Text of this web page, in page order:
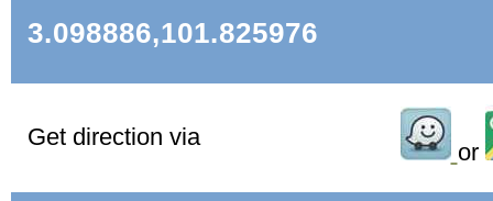
3.098886,101.825976
Get direction via
or